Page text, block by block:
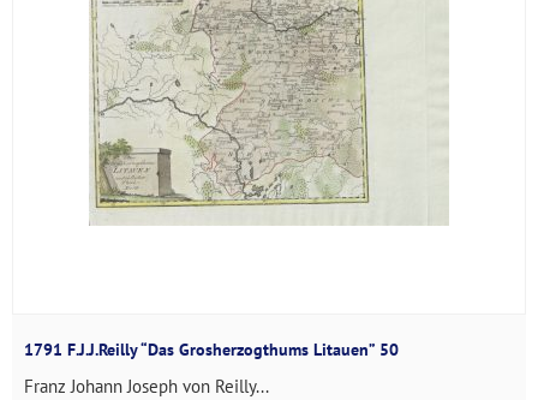
1791 F.J.J.Reilly “Das Grosherzogthums Litauen” 50
Franz Johann Joseph von Reilly...